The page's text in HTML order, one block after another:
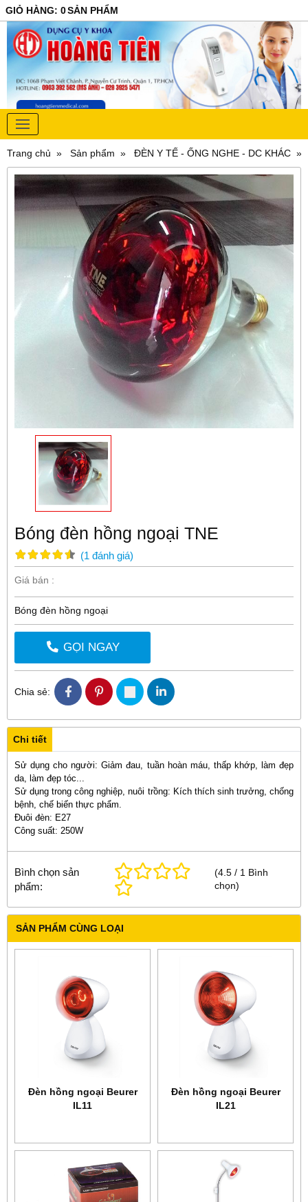
GIỎ HÀNG: 0SẢN PHẨM
Trang chủ Sản phẩm ĐÈN Y TẾ - ỐNG NGHE - DC KHÁC
Bóng đèn hồng ngoại TNE
(1 đánh giá)
Giá bán :
Bóng đèn hồng ngoại
GỌI NGAY
Chia sẻ:
Chi tiết
Sử dụng cho người: Giảm đau, tuần hoàn máu, thấp khớp, làm đẹp
da, làm đẹp tóc...
Sử dụng trong công nghiệp, nuôi trồng: Kích thích sinh trưởng, chống
bệnh, chế biến thực phẩm.
Đuôi đèn: E27
Công suất: 250W
Bình chọn sản
phẩm:
(4.5 / 1 Bình
chọn)
SẢN PHẨM CÙNG LOẠI
Ðèn hồng ngoại Beurer
IL11
Ðèn hồng ngoại Beurer
IL21